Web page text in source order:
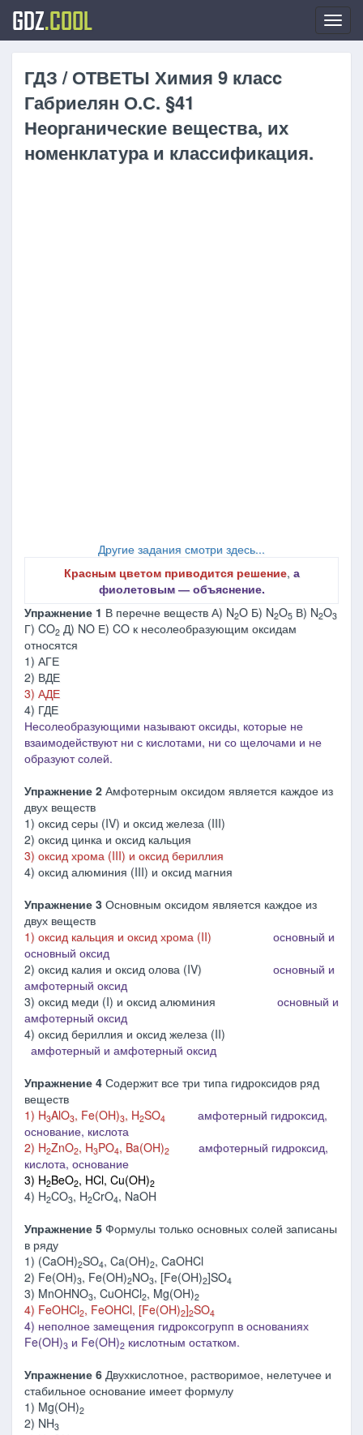
GDZ.COOL
ГДЗ / ОТВЕТЫ Химия 9 класc
Габриелян О.С. §41
Неорганические вещества, их
номенклатура и классификация.
Другие задания смотри здесь...
Красным цветом приводится решение, а
фиолетовым ― объяснение.
Упражнение 1 В перечне веществ А) N2O Б) N2O5 В) N2O3
Г) CO2 Д) NO Е) CO к несолеобразующим оксидам
относятся
1) АГЕ
2) ВДЕ
3) АДЕ
4) ГДЕ
Несолеобразующими называют оксиды, которые не
взаимодействуют ни с кислотами, ни со щелочами и не
образуют солей.
Упражнение 2 Амфотерным оксидом является каждое из
двух веществ
1) оксид серы (IV) и оксид железа (III)
2) оксид цинка и оксид кальция
3) оксид хрома (III) и оксид бериллия
4) оксид алюминия (III) и оксид магния
Упражнение 3 Основным оксидом является каждое из
двух веществ
1) оксид кальция и оксид хрома (II) основный и
основный оксид
2) оксид калия и оксид олова (IV) основный и
амфотерный оксид
3) оксид меди (I) и оксид алюминия основный и
амфотерный оксид
4) оксид бериллия и оксид железа (II)
амфотерный и амфотерный оксид
Упражнение 4 Содержит все три типа гидроксидов ряд
веществ
1) H3AlO3, Fe(OH)3, H2SO4
амфотерный гидроксид,
основание, кислота
2) H2ZnO2, H3PO4, Ba(OH)2
амфотерный гидроксид,
кислота, основание
3) H2BeO2, HCl, Cu(OH)2
4) H2CO3, H2CrO4, NaOH
Упражнение 5 Формулы только основных солей записаны
в ряду
1) (CaOH)2SO4, Ca(OH)2, CaOHCl
2) Fe(OH)3, Fe(OH)2NO3, [Fe(OH)2]SO4
3) MnOHNO3, CuOHCl2, Mg(OH)2
4) FeOHCl2, FeOHCl, [Fe(OH)2]2SO4
4) неполное замещения гидроксогрупп в основаниях
Fe(OH)3 и Fe(OH)2 кислотным остатком.
Упражнение 6 Двухкислотное, растворимое, нелетучее и
стабильное основание имеет формулу
1) Mg(OH)2
2) NH3